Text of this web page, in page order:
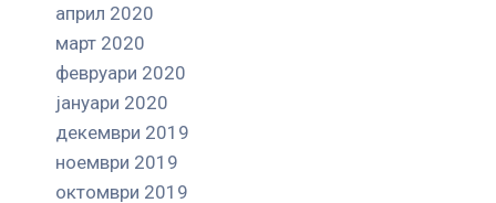
април 2020
март 2020
февруари 2020
јануари 2020
декември 2019
ноември 2019
октомври 2019